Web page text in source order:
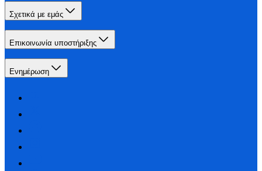
Σχετικά με εμάς
Επικοινωνία υποστήριξης
Ενημέρωση